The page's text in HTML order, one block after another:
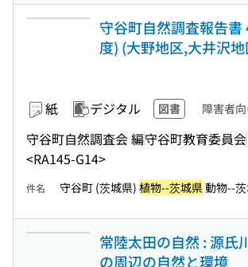
守谷町自然調査報告書
度) (大野地区,大井沢
紙 デジタル 図書 障害者
守谷町自然調査会 編守谷町教育委員会
<RA145-G14>
件名 守谷町 (茨城県) 植物--茨城県動物--
常陸太田の自然 : 源氏
の周辺の自然と環境